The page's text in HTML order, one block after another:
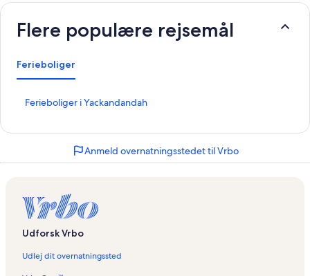
Flere populære rejsemål
Ferieboliger
Ferieboliger i Yackandandah
L
b
r
d
n
n
Anmeld overnatningsstedet til Vrbo
Udforsk Vrbo
Udlej dit overnatningssted